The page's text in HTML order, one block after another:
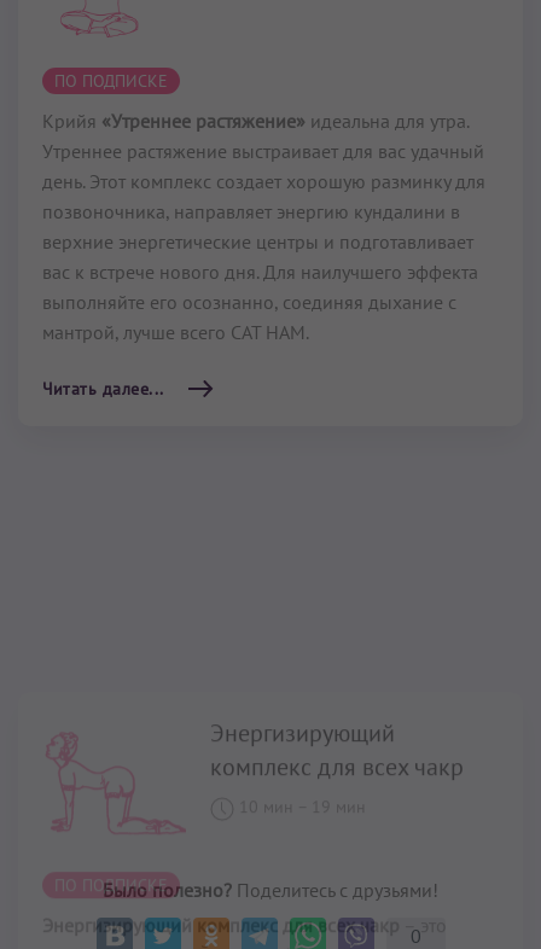
Утреннее растяжение выстраивает для вас удачный
день. Этот комплекс создает хорошую разминку для
позвоночника, направляет энергию кундалини в
верхние энергетические центры и подготавливает
вас к встрече нового дня. Для наилучшего эффекта
выполняйте его осознанно, соединяя дыхание с
мантрой, лучше всего САТ НАМ.
Читать далее...
Энергизирующий
вам за короткое время почувствовать себя намного
более энергичными и собранными.
Читать далее...
Было полезно? Поделитесь с друзьями!
0